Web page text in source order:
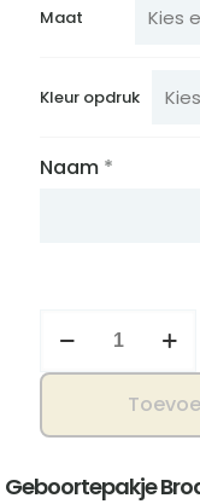
Maat
Kleur opdruk
Naam *
met
roze
romper
Geboortepakje